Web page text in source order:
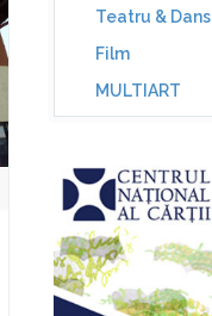
Teatru & Dans
Film
MULTIART